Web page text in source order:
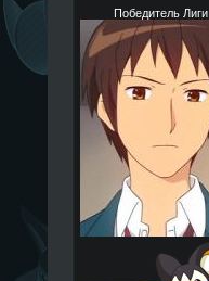
Победитель Лиги